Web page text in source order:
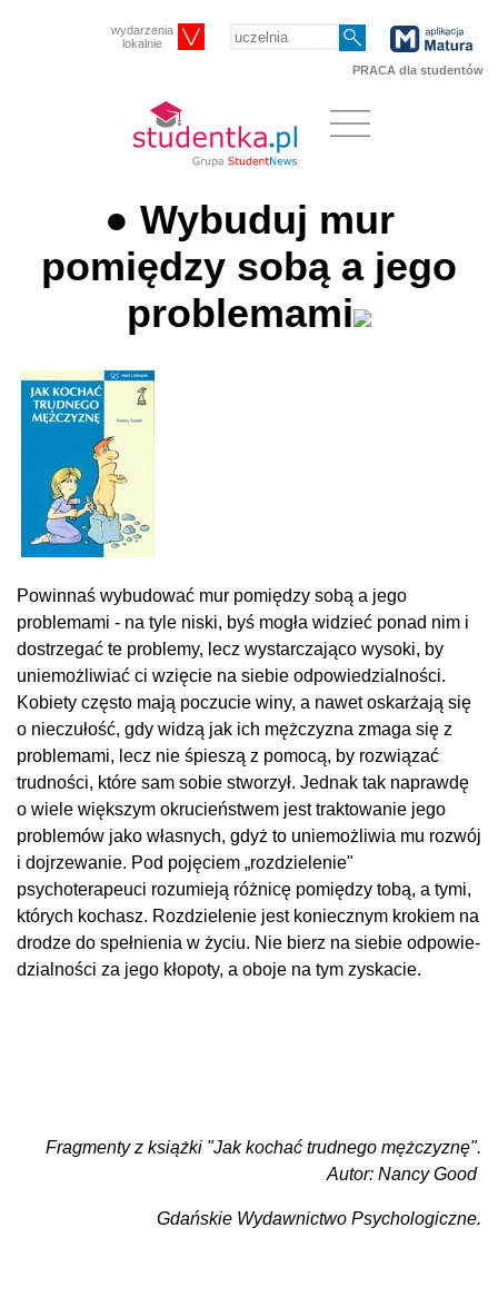
wydarzenia
lokalnie
PRACA dla studentów
● Wybuduj mur
pomiędzy sobą a jego
problemami
Powinnaś wybudować mur pomiędzy sobą a jego
problemami - na tyle niski, byś mogła widzieć ponad nim i
dostrzegać te problemy, lecz wystarczająco wysoki, by
uniemożliwiać ci wzięcie na siebie odpowiedzialności.
Kobiety często mają poczucie winy, a nawet oskarżają się
o nieczułość, gdy widzą jak ich mężczyzna zmaga się z
problemami, lecz nie śpieszą z pomocą, by rozwiązać
trudności, które sam sobie stworzył. Jednak tak naprawdę
o wiele większym okrucieństwem jest traktowanie jego
problemów jako własnych, gdyż to uniemoż­liwia mu rozwój
i dojrzewanie. Pod pojęciem „rozdzielenie"
psychoterapeuci rozumieją różnicę pomiędzy tobą, a tymi,
których kochasz. Rozdzielenie jest koniecznym krokiem na
drodze do spełnienia w życiu. Nie bierz na siebie odpowie­
dzialności za jego kłopoty, a oboje na tym zyskacie.
Fragmenty z książki "Jak kochać trudnego mężczyznę".
Autor: Nancy Good
Gdańskie Wydawnictwo Psychologiczne.